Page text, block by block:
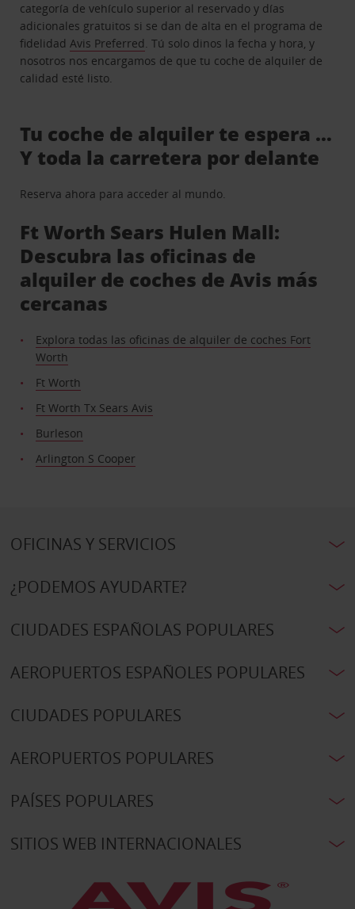
categoría de vehículo superior al reservado y días
adicionales gratuitos si se dan de alta en el programa de
fidelidadAvis Preferred. Tú solo dinos la fecha y hora, y
nosotros nos encargamos de que tu coche de alquiler de
calidad esté listo.
Tu coche de alquiler te espera …
Y toda la carretera por delante
Reserva ahora para acceder al mundo.
Ft Worth Sears Hulen Mall:
Descubra las oficinas de
alquiler de coches de Avis más
cercanas
Explora todas las oficinas de alquiler de coches Fort
Worth
Ft Worth
Ft Worth Tx Sears Avis
Burleson
Arlington S Cooper
OFICINAS Y SERVICIOS
¿PODEMOS AYUDARTE?
CIUDADES ESPAÑOLAS POPULARES
AEROPUERTOS ESPAÑOLES POPULARES
CIUDADES POPULARES
AEROPUERTOS POPULARES
PAÍSES POPULARES
SITIOS WEB INTERNACIONALES